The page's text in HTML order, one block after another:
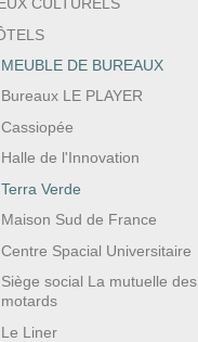
DE BUREAUX
Bureaux LE PLAYER
Cassiopée
Halle de l'Innovation
Terra Verde
Maison Sud de France
Centre Spacial Universitaire
Siège social La mutuelle des
motards
Le Liner